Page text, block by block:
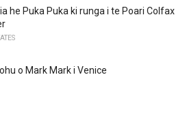
he Puka Puka ki runga i te Poari Colfax
o Mark Mark i Venice